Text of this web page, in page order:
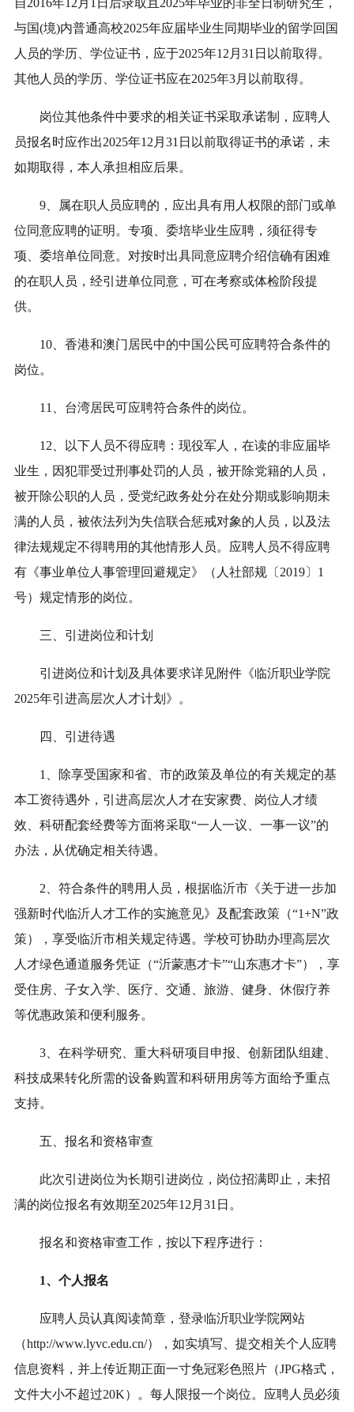
自2016年12月1日后录取且2025年毕业的非全日制研究生，
与国(境)内普通高校2025年应届毕业生同期毕业的留学回国
人员的学历、学位证书，应于2025年12月31日以前取得。
其他人员的学历、学位证书应在2025年3月以前取得。
岗位其他条件中要求的相关证书采取承诺制，应聘人
员报名时应作出2025年12月31日以前取得证书的承诺，未
如期取得，本人承担相应后果。
9、属在职人员应聘的，应出具有用人权限的部门或单
位同意应聘的证明。专项、委培毕业生应聘，须征得专
项、委培单位同意。对按时出具同意应聘介绍信确有困难
的在职人员，经引进单位同意，可在考察或体检阶段提
供。
10、香港和澳门居民中的中国公民可应聘符合条件的
岗位。
11、台湾居民可应聘符合条件的岗位。
12、以下人员不得应聘：现役军人，在读的非应届毕
业生，因犯罪受过刑事处罚的人员，被开除党籍的人员，
被开除公职的人员，受党纪政务处分在处分期或影响期未
满的人员，被依法列为失信联合惩戒对象的人员，以及法
律法规规定不得聘用的其他情形人员。应聘人员不得应聘
有《事业单位人事管理回避规定》（人社部规〔2019〕1
号）规定情形的岗位。
三、引进岗位和计划
引进岗位和计划及具体要求详见附件《临沂职业学院
2025年引进高层次人才计划》。
四、引进待遇
1、除享受国家和省、市的政策及单位的有关规定的基
本工资待遇外，引进高层次人才在安家费、岗位人才绩
效、科研配套经费等方面将采取“一人一议、一事一议”的
办法，从优确定相关待遇。
2、符合条件的聘用人员，根据临沂市《关于进一步加
强新时代临沂人才工作的实施意见》及配套政策（“1+N”政
策），享受临沂市相关规定待遇。学校可协助办理高层次
人才绿色通道服务凭证（“沂蒙惠才卡”“山东惠才卡”），享
受住房、子女入学、医疗、交通、旅游、健身、休假疗养
等优惠政策和便利服务。
3、在科学研究、重大科研项目申报、创新团队组建、
科技成果转化所需的设备购置和科研用房等方面给予重点
支持。
五、报名和资格审查
此次引进岗位为长期引进岗位，岗位招满即止，未招
满的岗位报名有效期至2025年12月31日。
报名和资格审查工作，按以下程序进行：
1、个人报名
应聘人员认真阅读简章，登录临沂职业学院网站
（http://www.lyvc.edu.cn/），如实填写、提交相关个人应聘
信息资料，并上传近期正面一寸免冠彩色照片（JPG格式，
文件大小不超过20K）。每人限报一个岗位。应聘人员必须